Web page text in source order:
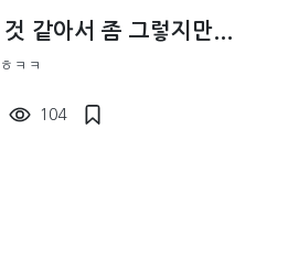
같아서 좀 그렇지만...
ㅋㅋ
104